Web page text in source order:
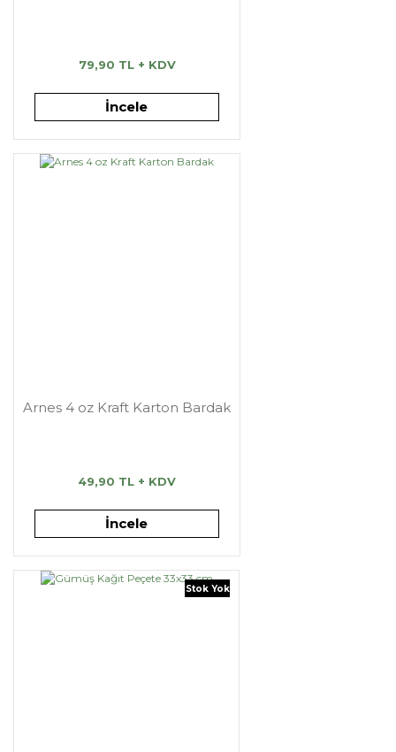
79,90 TL + KDV
İncele
Arnes 4 oz Kraft Karton Bardak
49,90 TL + KDV
İncele
Stok Yok